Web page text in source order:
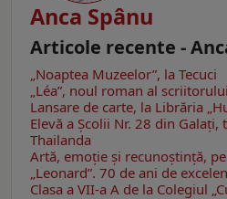
Anca Spânu
Articole recente -
„Noaptea Muzeelor”, la Tecuci
„Léa”, noul roman al
Lansare de carte, la Librăria
Elevă a Școlii Nr. 28 din
Thailanda
Artă, emoţie şi recunoştinţă,
„Leonard”. 70 de ani de
Clasa a VII-a A de la Colegiul